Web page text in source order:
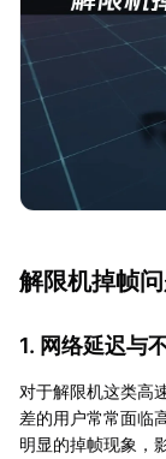
解限机掉帧
1. 网络延迟与
对于解限机这类高
差的用户常常面临
明显的掉帧现象，